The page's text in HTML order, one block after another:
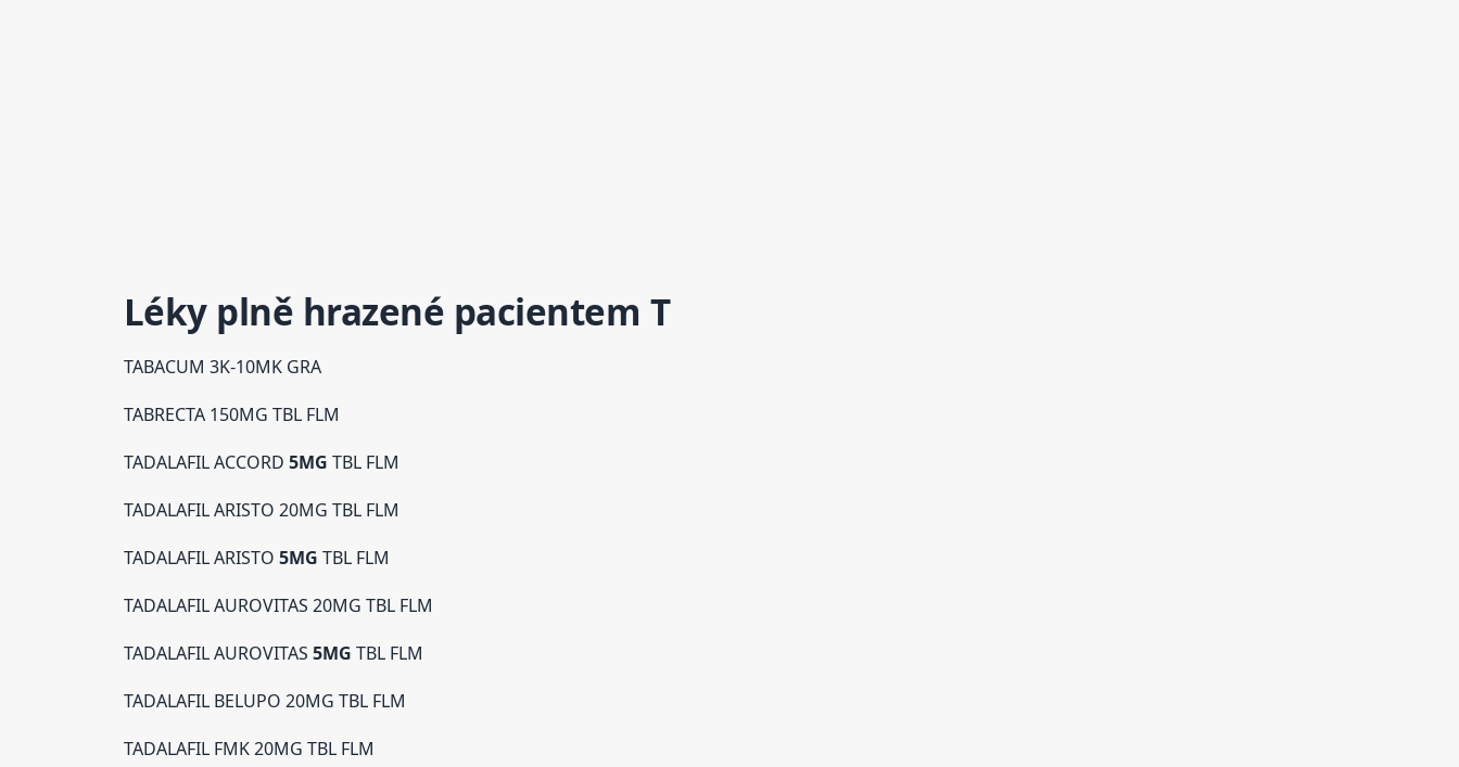
Léky plně hrazené pacientem T
TABACUM 3K-10MK GRA
TABRECTA 150MG TBL FLM
TADALAFIL ACCORD 5MG TBL FLM
TADALAFIL ARISTO 20MG TBL FLM
TADALAFIL ARISTO 5MG TBL FLM
TADALAFIL AUROVITAS 20MG TBL FLM
TADALAFIL AUROVITAS 5MG TBL FLM
TADALAFIL BELUPO 20MG TBL FLM
TADALAFIL FMK 20MG TBL FLM